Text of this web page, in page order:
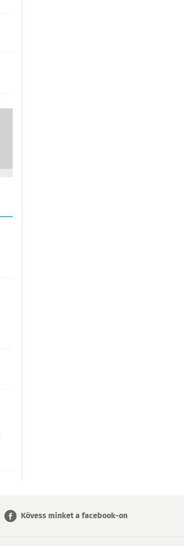
Kövess minket a facebook-on